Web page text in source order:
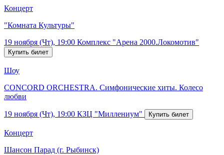
Концерт
"Комната Культуры"
19 ноября (Чт), 19:00 Комплекс "Арена 2000.Локомотив"
Шоу
CONCORD ORCHESTRA. Симфонические хиты. Колесо
любви
19 ноября (Чт), 19:00 КЗЦ "Миллениум"
Концерт
Шансон Парад (г. Рыбинск)